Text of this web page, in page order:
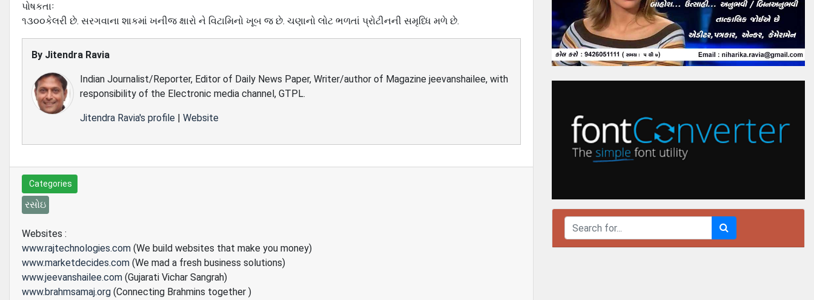
પોષકતાઃ
૧૩૦૦કેલરી છે. સરગવાના શાકમાં ખનીજ ક્ષારો ને વિટામિનો ખૂબ જ છે. ચણાનો લોટ ભળતાં પ્રોટીનની સમૃધ્ધિ મળે છે.
By Jitendra Ravia
Indian Journalist/Reporter, Editor of Daily News Paper, Writer/author of Magazine jeevanshailee, with
responsibility of the Electronic media channel, GTPL.
Jitendra Ravia's profile | Website
Categories
રસોઇ
Websites :
www.rajtechnologies.com (We build websites that make you money)
www.marketdecides.com (We mad a fresh business solutions)
www.jeevanshailee.com (Gujarati Vichar Sangrah)
www.brahmsamaj.org (Connecting Brahmins together )